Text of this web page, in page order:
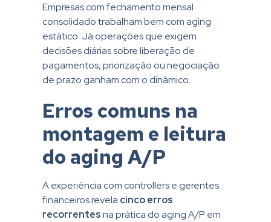
Empresas com fechamento mensal
consolidado trabalham bem com aging
estático. Já operações que exigem
decisões diárias sobre liberação de
pagamentos, priorização ou negociação
de prazo ganham com o dinâmico.
Erros comuns na
montagem e leitura
do aging A/P
A experiência com controllers e gerentes
financeiros revela cinco erros
recorrentesna prática do aging A/P em